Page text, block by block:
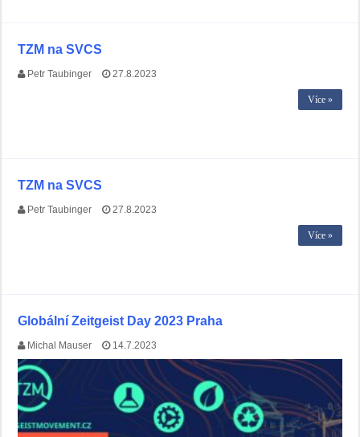
TZM na SVCS
Petr Taubinger 27.8.2023
Více »
TZM na SVCS
Petr Taubinger 27.8.2023
Více »
Globální Zeitgeist Day 2023 Praha
Michal Mauser 14.7.2023